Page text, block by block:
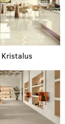
Kristalus